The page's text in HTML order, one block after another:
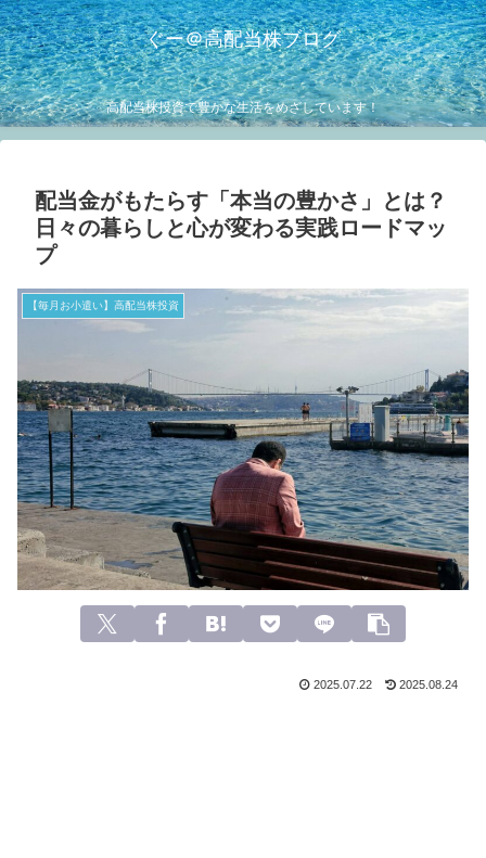
ぐー＠高配当株ブログ
高配当株投資で豊かな生活をめざしています！
配当金がもたらす「本当の豊かさ」とは？
日々の暮らしと心が変わる実践ロードマッ
プ
【毎月お小遣い】高配当株投資
2025.07.22 2025.08.24